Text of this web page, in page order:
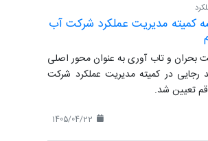
کمیته مدیریت عملکرد شرکت آب
و تاب آوری به عنوان محور اصلی
رجایی در کمیته مدیریت عملکرد شرکت
تعیین شد.